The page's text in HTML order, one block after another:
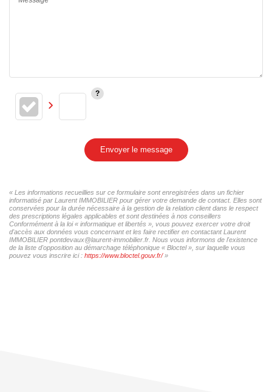
Envoyer le message
« Les informations recueillies sur ce formulaire sont enregistrées dans un fichier
informatisé par Laurent IMMOBILIER pour gérer votre demande de contact. Elles sont
conservées pour la durée nécessaire à la gestion de la relation client dans le respect
des prescriptions légales applicables et sont destinées à nos conseillers
Conformément à la loi « informatique et libertés », vous pouvez exercer votre droit
d'accès aux données vous concernant et les faire rectifier en contactant Laurent
IMMOBILIER pontdevaux@laurent-immobilier.fr. Nous vous informons de l'existence
de la liste d'opposition au démarchage téléphonique « Bloctel », sur laquelle vous
pouvez vous inscrire ici : https://www.bloctel.gouv.fr/»